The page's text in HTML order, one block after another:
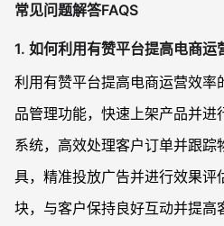
常见问题解答FAQS
1. 如何利用有赞平台提高电商运
利用有赞平台提高电商运营效率
品管理功能，快速上架产品并进
系统，高效处理客户订单并跟
具，精准投放广告并进行效果评
块，与客户保持良好互动并提高